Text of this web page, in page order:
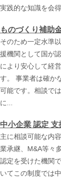
実践的な知識を会
ものづくり補助
そのため一定水準
援機関として国が
により安心して経
す。 事業者は確か
可能です。相談で
に...
中小企業 認定 支
主に相談可能な内
業承継、M&A等々
認定を受けた機関
いてこの制度では